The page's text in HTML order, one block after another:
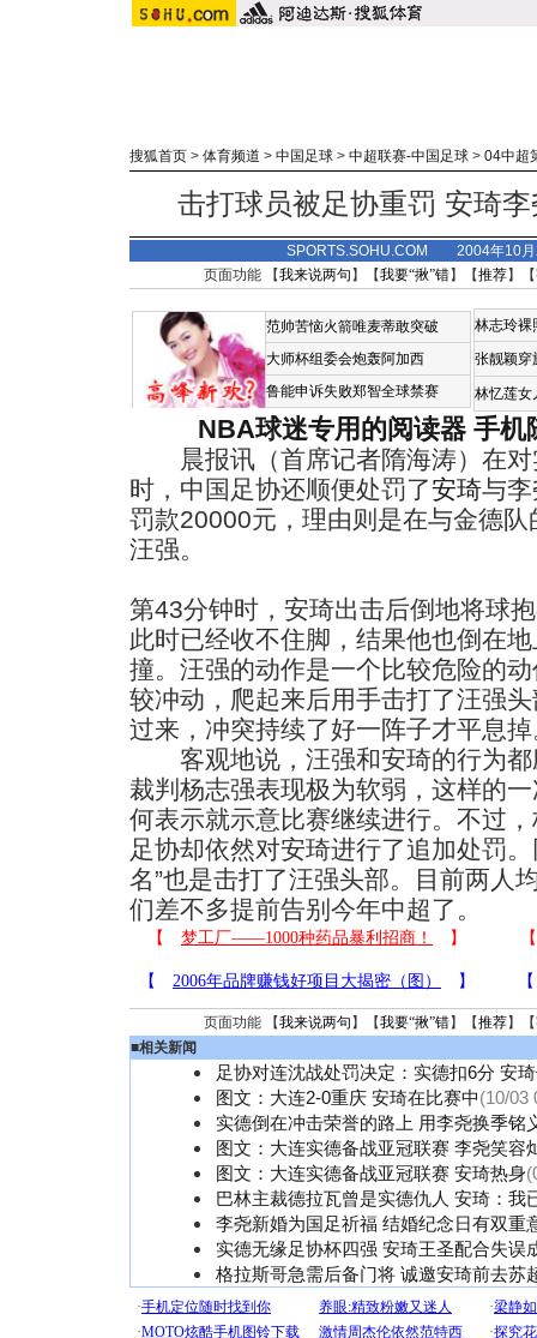
搜狐首页 > 体育频道 > 中国足球 > 中超联赛-中国足球 > 04中超
击打球员被足协重罚 安琦
SPORTS.SOHU.COM 2004年10
页面功能 【我来说两句 】【我要“揪”错】【推荐】
范帅苦恼火箭唯麦蒂敢突破
大师杯组委会炮轰阿加西
鲁能申诉失败郑智全球禁赛
林志玲裸
张靓颖穿
林忆莲女
NBA球迷专用的阅读器 手机
晨报讯（首席记者隋海涛）在对
时，中国足协还顺便处罚了安琦与
罚款20000元，理由则是在与金德
汪强。
第43分钟时，安琦出击后倒地将球
此时已经收不住脚，结果他也倒在
撞。汪强的动作是一个比较危险的
较冲动，爬起来后用手击打了汪强
过来，冲突持续了好一阵子才平息
客观地说，汪强和安琦的行为都
裁判杨志强表现极为软弱，这样的
何表示就示意比赛继续进行。不过
足协却依然对安琦进行了追加处罚
名”也是击打了汪强头部。目前两人
们差不多提前告别今年中超了。
页面功能 【我来说两句 】【我要“揪”错】【推荐】
■相关新闻
足协对连沈战处罚决定：实德扣6分 安
图文：大连2-0重庆 安琦在比赛中(10/03
实德倒在冲击荣誉的路上 用李尧换季铭
图文：大连实德备战亚冠联赛 李尧笑容
图文：大连实德备战亚冠联赛 安琦热身
巴林主裁德拉瓦曾是实德仇人 安琦：我
李尧新婚为国足祈福 结婚纪念日有双重
实德无缘足协杯四强 安琦王圣配合失误
格拉斯哥急需后备门将 诚邀安琦前去苏